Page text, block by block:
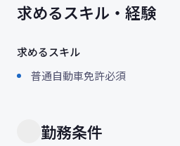
求めるスキル・経験
求めるスキル
普通自動車免許必須
勤務条件